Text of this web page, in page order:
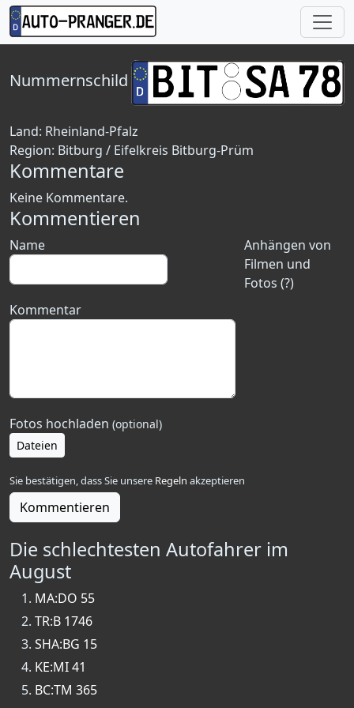
Nummernschild
Land: Rheinland-Pfalz
Region: Bitburg / Eifelkreis Bitburg-Prüm
Kommentare
Keine Kommentare.
Kommentieren
Anhängen von
Filmen und
Fotos (?)
Name
Kommentar
Fotos hochladen (optional)
Dateien
Sie bestätigen, dass Sie unsere Regeln akzeptieren
Kommentieren
Die schlechtesten Autofahrer im
August
MA:DO 55
TR:B 1746
SHA:BG 15
KE:MI 41
BC:TM 365